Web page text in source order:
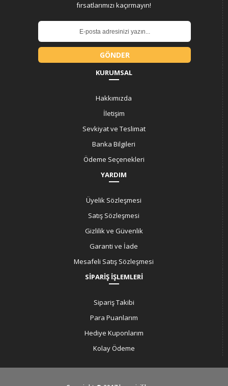
fırsatlarımızı kaçırmayın!
GÖNDER
KURUMSAL
Hakkımızda
İletişim
Sevkiyat ve Teslimat
Banka Bilgileri
Ödeme Seçenekleri
YARDIM
Üyelik Sözleşmesi
Satış Sözleşmesi
Gizlilik ve Güvenlik
Garanti ve İade
Mesafeli Satış Sözleşmesi
SİPARİŞ İŞLEMLERİ
Sipariş Takibi
Para Puanlarım
Hediye Kuponlarım
Kolay Ödeme